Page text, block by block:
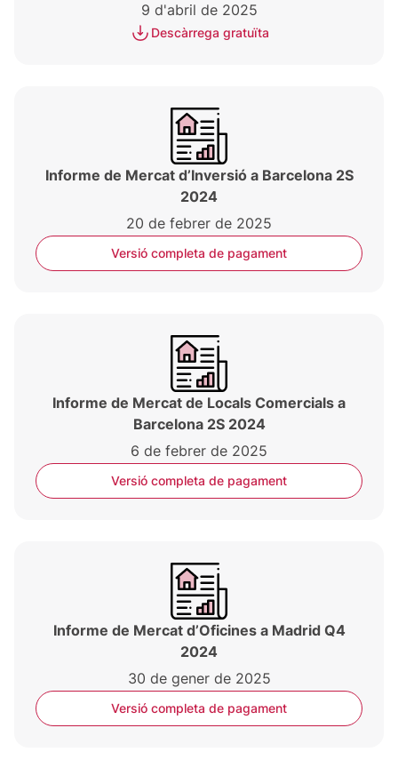
9 d'abril de 2025
Descàrrega gratuïta
Informe de Mercat d’Inversió a Barcelona 2S
2024
20 de febrer de 2025
Versió completa de pagament
Informe de Mercat de Locals Comercials a
Barcelona 2S 2024
6 de febrer de 2025
Versió completa de pagament
Informe de Mercat d’Oficines a Madrid Q4
2024
30 de gener de 2025
Versió completa de pagament